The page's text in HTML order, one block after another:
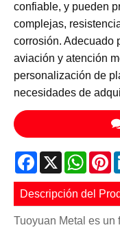
confiable, y pueden
complejas,
corrosión. Adecuado
aviación y atención
personalización de
necesidades de
Facebook
X
Descripción del
Tuoyuan Metal es un